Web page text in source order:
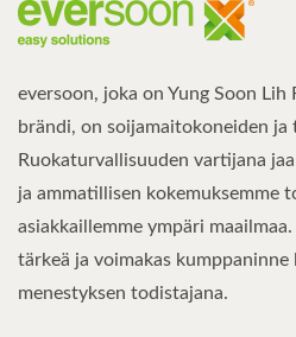
eversoon, joka on Yung Soon Lih
brändi, on soijamaitokoneiden
Ruokaturvallisuuden vartijana
ja ammatillisen kokemuksemme
asiakkaillemme ympäri
tärkeä ja voimakas
menestyksen todistajana.